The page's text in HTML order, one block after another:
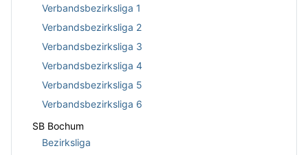
Verbandsbezirksliga 1
Verbandsbezirksliga 2
Verbandsbezirksliga 3
Verbandsbezirksliga 4
Verbandsbezirksliga 5
Verbandsbezirksliga 6
SB Bochum
Bezirksliga